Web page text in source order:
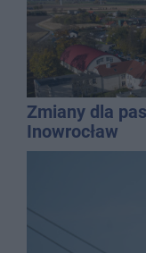
Zmiany dla
Inowrocław